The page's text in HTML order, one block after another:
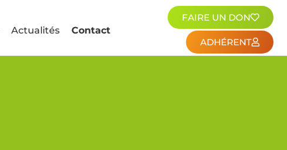
Actualités Contact
FAIRE UN DON
ADHÉRENT